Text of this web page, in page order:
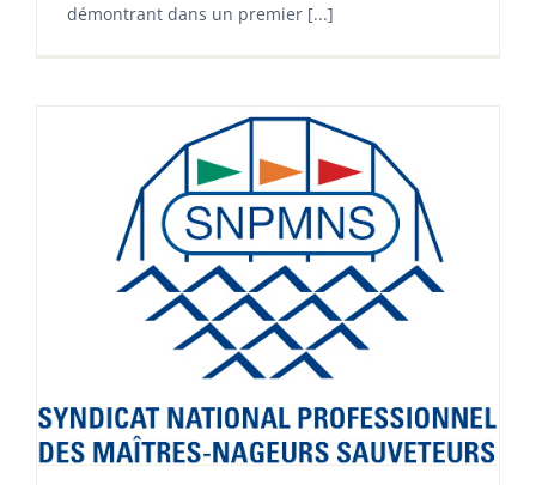
démontrant dans un premier [...]